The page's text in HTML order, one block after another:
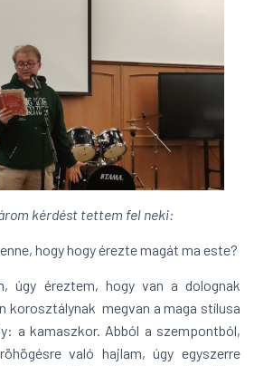
kérdést tettem fel neki:
hogy hogy érezte magát ma este?
úgy éreztem, hogy van a dolognak
korosztálynak megvan a maga stílusa
a kamaszkor. Abból a szempontból,
való hajlam, úgy egyszerre